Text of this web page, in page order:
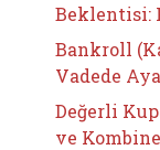
Beklentisi:
Bankroll
Vadede
Değerli
ve